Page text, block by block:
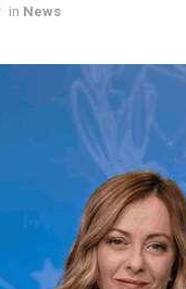
in News